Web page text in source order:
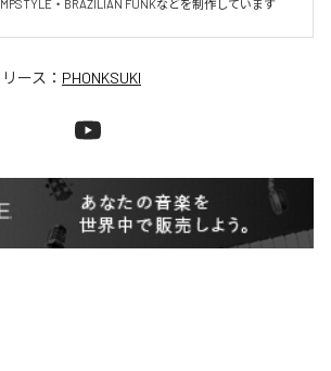
・BRAZILIAN FUNKなどを制作しています
ース： PHONKSUKI